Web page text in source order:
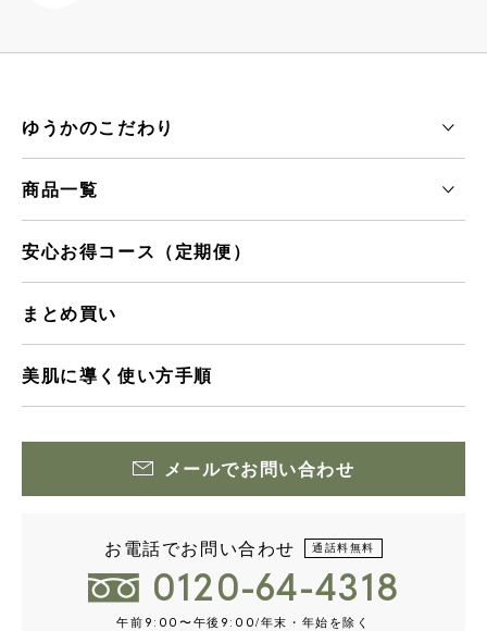
ゆうかのこだわり
商品一覧
安心お得コース（定期便）
まとめ買い
美肌に導く使い方手順
メールでお問い合わせ
お電話でお問い合わせ 通話料無料
0120-64-4318
午前 9:00 〜午後 9:00/年末・年始を除く